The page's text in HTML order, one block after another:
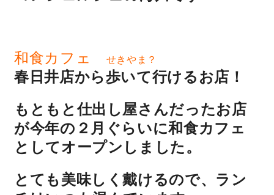
タップで電話をかける
来店・見学予約
和食カフェ せきやま？
春日井店から歩いて行けるお店！
もともと仕出し屋さんだったお店
が今年の２月ぐらいに和食カフェ
としてオープンしました。
とても美味しく戴けるので、ラン